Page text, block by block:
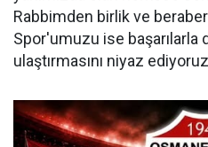
Rabbimden birlik ve
Spor'umuzu ise başarılarla
ulaştırmasını niyaz